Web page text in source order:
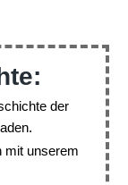
der
mit unserem